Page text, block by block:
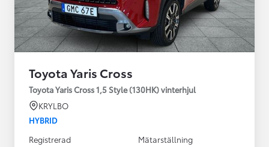
Toyota Yaris Cross
Toyota Yaris Cross 1,5 Style (130HK) vinterhjul
KRYLBO
HYBRID
Registrerad
Mätarställning